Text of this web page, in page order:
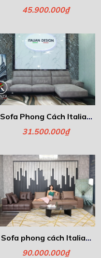
Fiona
45.900.000₫
Sofa Phong Cách Italia -
Atria
31.500.000₫
Sofa phong cách Italia -
Laurance
90.000.000₫